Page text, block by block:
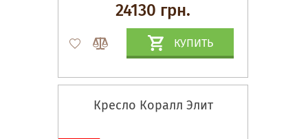
24130 грн.
КУПИТЬ
Кресло Коралл Элит